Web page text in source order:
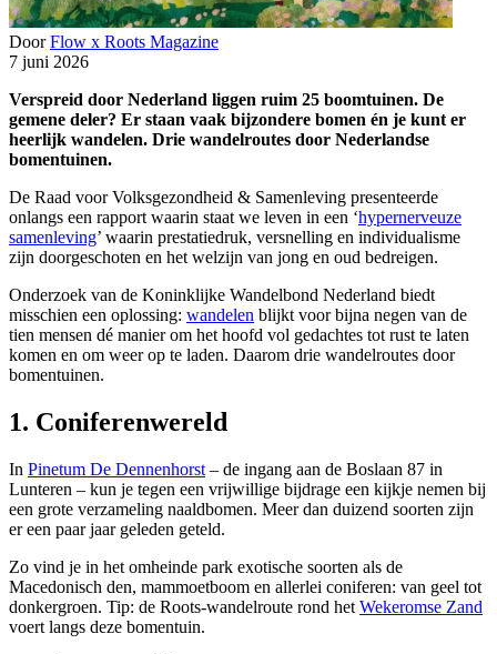
Door Flow x Roots Magazine
7 juni 2026
Verspreid door Nederland liggen ruim 25 boomtuinen. De
gemene deler? Er staan vaak bijzondere bomen én je kunt er
heerlijk wandelen. Drie wandelroutes door Nederlandse
bomentuinen.
De Raad voor Volksgezondheid & Samenleving presenteerde
onlangs een rapport waarin staat we leven in een ‘hypernerveuze
samenleving’ waarin prestatiedruk, versnelling en individualisme
zijn doorgeschoten en het welzijn van jong en oud bedreigen.
Onderzoek van de Koninklijke Wandelbond Nederland biedt
misschien een oplossing: wandelen blijkt voor bijna negen van de
tien mensen dé manier om het hoofd vol gedachtes tot rust te laten
komen en om weer op te laden. Daarom drie wandelroutes door
bomentuinen.
1. Coniferenwereld
In Pinetum De Dennenhorst – de ingang aan de Boslaan 87 in
Lunteren – kun je tegen een vrijwillige bijdrage een kijkje nemen bij
een grote verzameling naaldbomen. Meer dan duizend soorten zijn
er een paar jaar geleden geteld.
Zo vind je in het omheinde park exotische soorten als de
Macedonisch den, mammoetboom en allerlei coniferen: van geel tot
donkergroen. Tip: de Roots-wandelroute rond het Wekeromse Zand
voert langs deze bomentuin.